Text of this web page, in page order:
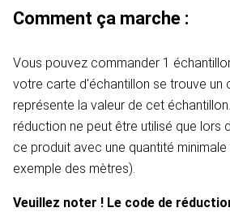
Comment ça marche :
Vous pouvez commander 1
votre carte d'échantillon se trouve un
représente la valeur de cet
réduction ne peut être utilisé que lors
ce produit avec une quantité
exemple des mètres).
Veuillez noter ! Le code de